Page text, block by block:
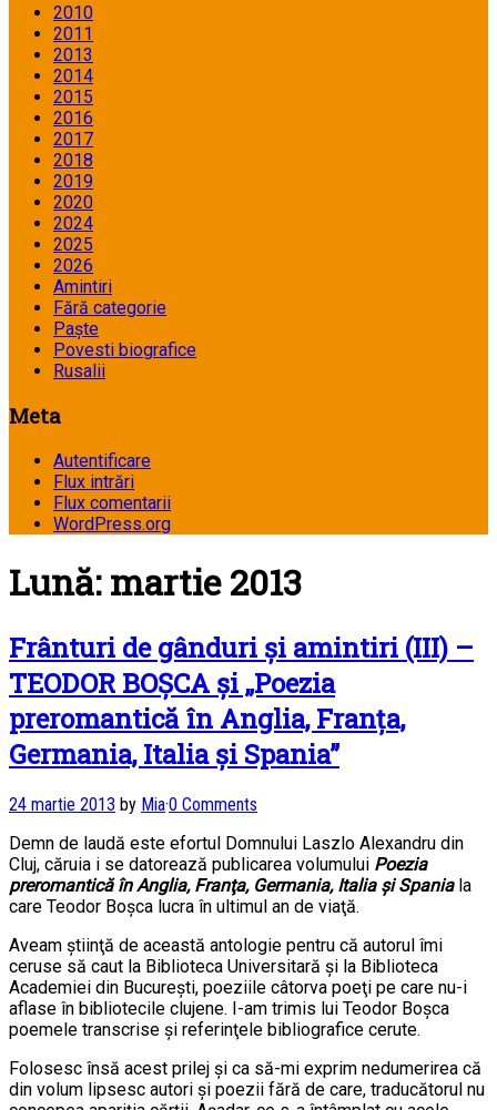
2010
2011
2013
2014
2015
2016
2017
2018
2019
2020
2024
2025
2026
Amintiri
Fără categorie
Paște
Povesti biografice
Rusalii
Meta
Autentificare
Flux intrări
Flux comentarii
WordPress.org
Lună:martie 2013
Frânturi de gânduri şi amintiri (III) –
TEODOR BOŞCA şi „Poezia
preromantică în Anglia, Franţa,
Germania, Italia şi Spania”
24 martie 2013 by Mia·0 Comments
Demn de laudă este efortul Domnului Laszlo Alexandru din
Cluj, căruia i se datorează publicarea volumului Poezia
preromantică în Anglia, Franţa, Germania, Italia şi Spania la
care Teodor Boşca lucra în ultimul an de viaţă.
Aveam ştiinţă de această antologie pentru că autorul îmi
ceruse să caut la Biblioteca Universitară şi la Biblioteca
Academiei din Bucureşti, poeziile câtorva poeţi pe care nu-i
aflase în bibliotecile clujene. I-am trimis lui Teodor Boşca
poemele transcrise şi referinţele bibliografice cerute.
Folosesc însă acest prilej şi ca să-mi exprim nedumerirea că
din volum lipsesc autori şi poezii fără de care, traducătorul nu